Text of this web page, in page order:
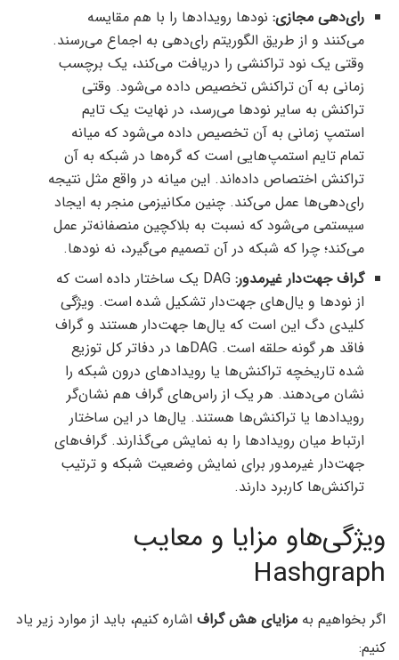
رای‌دهی مجازی: نودها رویدادها را با هم مقایسه
می‌کنند و از طریق الگوریتم رای‌دهی به اجماع می‌رسند.
وقتی یک نود تراکنشی را دریافت می‌کند، یک برچسب
زمانی به آن تراکنش تخصیص داده می‌شود. وقتی
تراکنش به سایر نودها می‌رسد، در نهایت یک تایم
استمپ زمانی به آن تخصیص داده می‌شود که میانه
تمام تایم استمپ‌هایی است که گره‌ها در شبکه به آن
تراکنش اختصاص داده‌اند. این میانه در واقع مثل نتیجه
رای‌دهی‌ها عمل می‌کند. چنین مکانیزمی منجر به ایجاد
سیستمی می‌شود که نسبت به بلاکچین منصفانه‌تر عمل
می‌کند؛ چرا که شبکه در آن تصمیم می‌گیرد، نه نودها.
گراف جهت‌دار غیرمدور:
DAG یک ساختار داده است که
از نودها و یال‌های جهت‌دار تشکیل شده است. ویژگی
کلیدی دگ این است که یال‌ها جهت‌دار هستند و گراف
فاقد هر گونه حلقه است. DAGها در دفاتر کل توزیع
شده تاریخچه تراکنش‌ها یا رویدادهای درون شبکه را
نشان می‌دهند. هر یک از راس‌های گراف هم نشان‌گر
رویدادها یا تراکنش‌ها هستند. یال‌ها در این ساختار
ارتباط میان رویدادها را به نمایش می‌گذارند. گراف‌های
جهت‌دار غیرمدور برای نمایش وضعیت شبکه و ترتیب
تراکنش‌ها کاربرد دارند.
ویژگی‌هاو مزایا و معایب
Hashgraph
اگر بخواهیم به مزایای هش گراف اشاره کنیم، باید از موارد زیر یاد
کنیم: